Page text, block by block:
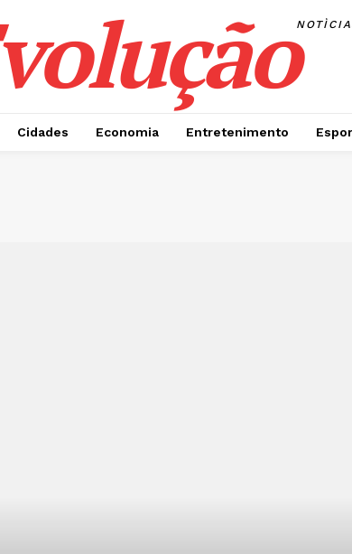
Cidades Economia Entretenimento